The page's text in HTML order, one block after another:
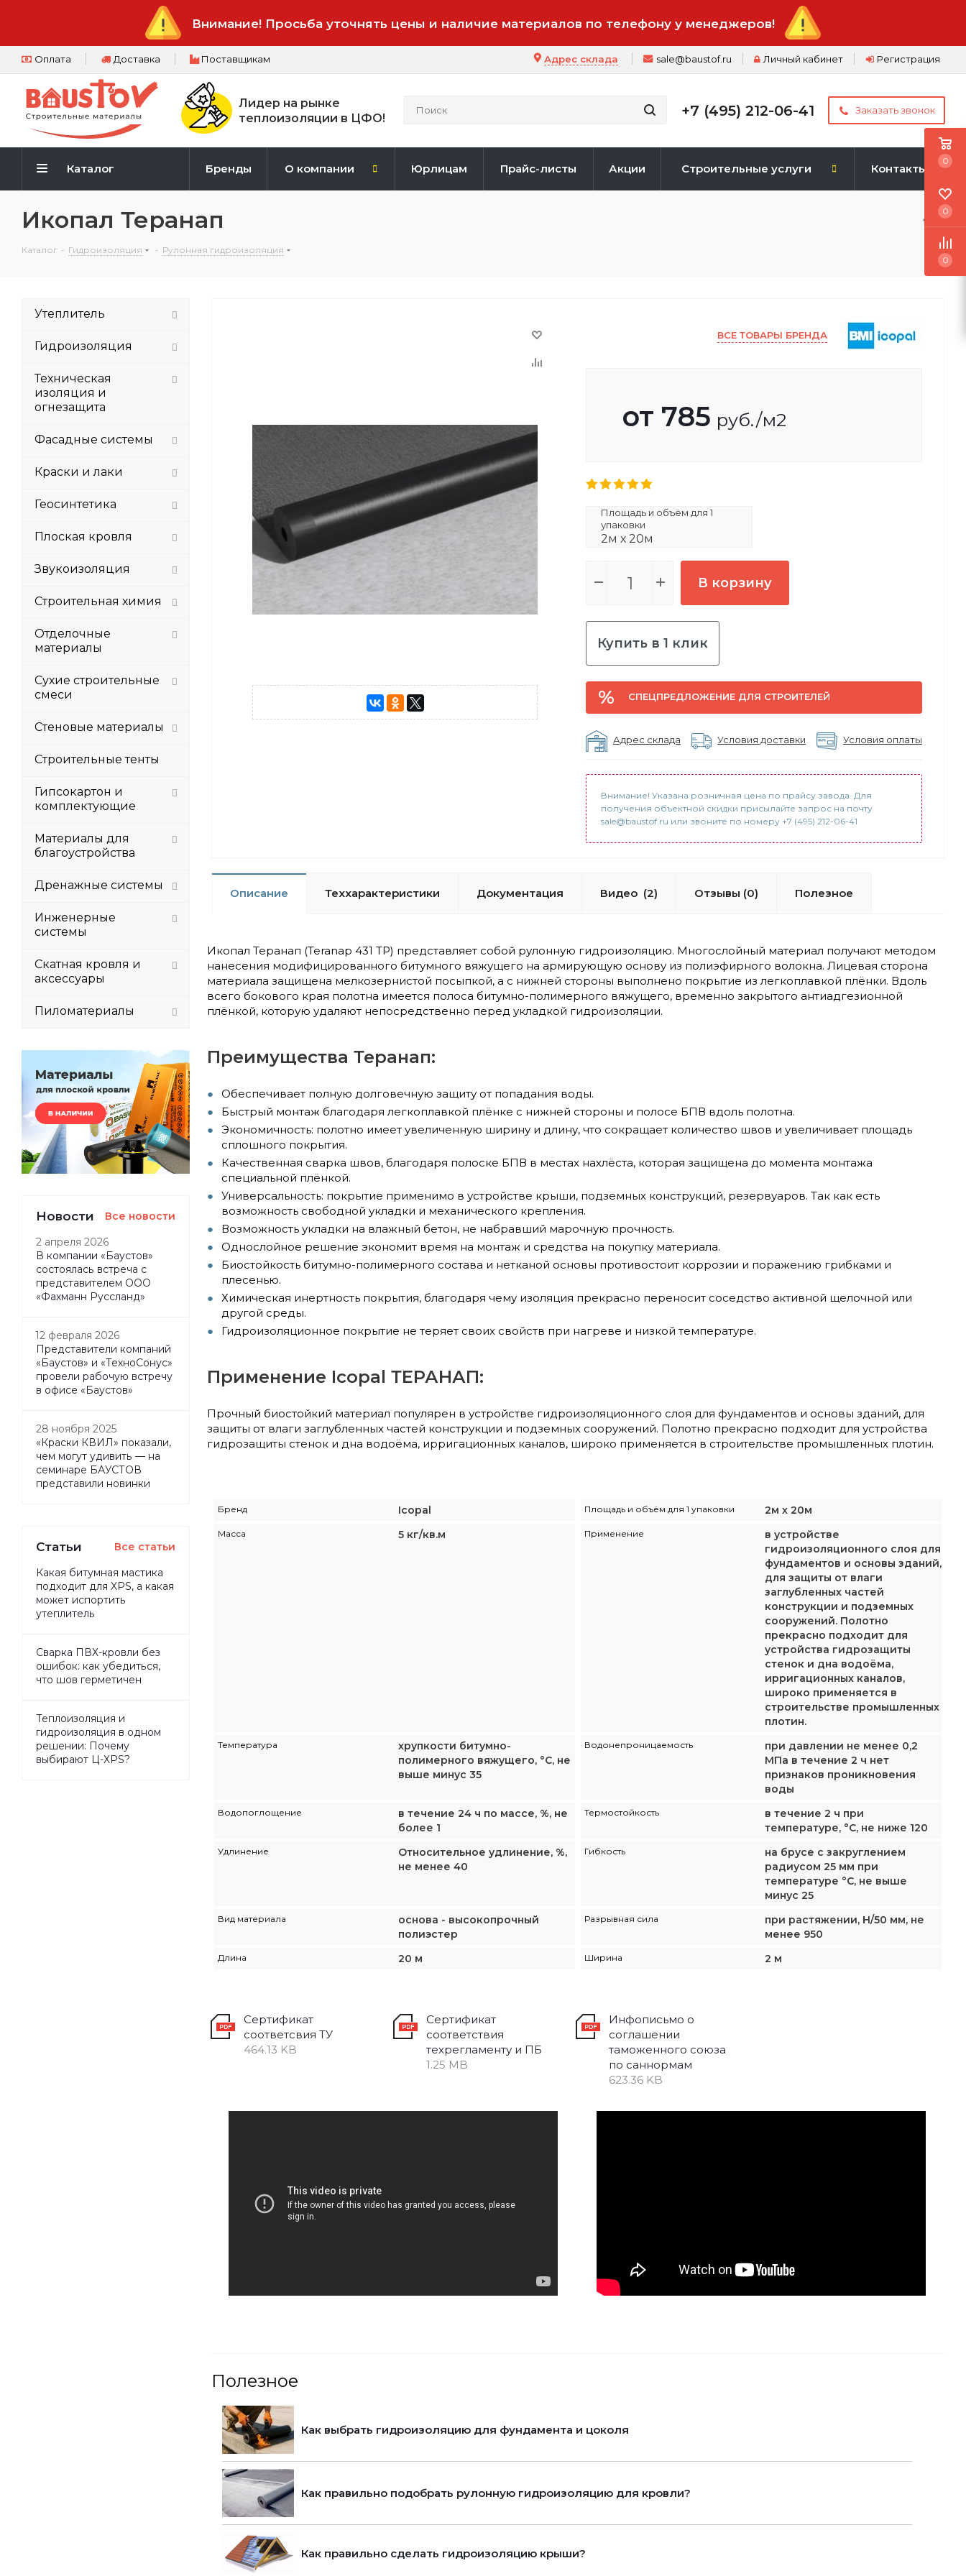
Внимание! Просьба уточнять цены и наличие материалов по телефону у менеджеров!
Оплата Доставка Поставщикам Регистрация
Личный кабинет
sale@baustof.ru
Адрес склада
Лидер на рынке
теплоизоляции в ЦФО!
+7 (495) 212-06-41 Заказать звонок
Каталог Бренды О компании Юрлицам Прайс-листы Акции Строительные услуги Контакты
Икопал Теранап
Каталог - Гидроизоляция - Рулонная гидроизоляция
ВСЕ ТОВАРЫ БРЕНДА
от 785 руб./м2
Площадь и объём для 1
упаковки
2м х 20м
В корзину
Купить в 1 клик
СПЕЦПРЕДЛОЖЕНИЕ ДЛЯ СТРОИТЕЛЕЙ
Адрес склада Условия доставки Условия оплаты
Внимание! Указана розничная цена по прайсу завода. Для
получения объектной скидки присылайте запрос на почту
sale@baustof.ru или звоните по номеру +7 (495) 212-06-41
Описание Теххарактеристики Документация Видео (2) Отзывы (0) Полезное
Икопал Теранап (Teranap 431 TP) представляет собой рулонную гидроизоляцию. Многослойный материал получают методом
нанесения модифицированного битумного вяжущего на армирующую основу из полиэфирного волокна. Лицевая сторона
материала защищена мелкозернистой посыпкой, а с нижней стороны выполнено покрытие из легкоплавкой плёнки. Вдоль
всего бокового края полотна имеется полоса битумно-полимерного вяжущего, временно закрытого антиадгезионной
плёнкой, которую удаляют непосредственно перед укладкой гидроизоляции.
Преимущества Теранап:
Обеспечивает полную долговечную защиту от попадания воды.
Быстрый монтаж благодаря легкоплавкой плёнке с нижней стороны и полосе БПВ вдоль полотна.
Экономичность: полотно имеет увеличенную ширину и длину, что сокращает количество швов и увеличивает площадь
сплошного покрытия.
Качественная сварка швов, благодаря полоске БПВ в местах нахлёста, которая защищена до момента монтажа
специальной плёнкой.
Универсальность: покрытие применимо в устройстве крыши, подземных конструкций, резервуаров. Так как есть
возможность свободной укладки и механического крепления.
Возможность укладки на влажный бетон, не набравший марочную прочность.
Однослойное решение экономит время на монтаж и средства на покупку материала.
Биостойкость битумно-полимерного состава и нетканой основы противостоит коррозии и поражению грибками и
плесенью.
Химическая инертность покрытия, благодаря чему изоляция прекрасно переносит соседство активной щелочной или
другой среды.
Гидроизоляционное покрытие не теряет своих свойств при нагреве и низкой температуре.
Применение Icopal ТЕРАНАП:
Прочный биостойкий материал популярен в устройстве гидроизоляционного слоя для фундаментов и основы зданий, для
защиты от влаги заглубленных частей конструкции и подземных сооружений. Полотно прекрасно подходит для устройства
гидрозащиты стенок и дна водоёма, ирригационных каналов, широко применяется в строительстве промышленных плотин.
Бренд Icopal Площадь и объём для 1 упаковки 2м х 20м
Масса 5 кг/кв.м Применение
в устройстве
гидроизоляционного слоя для
фундаментов и основы зданий,
для защиты от влаги
заглубленных частей
конструкции и подземных
сооружений. Полотно
прекрасно подходит для
устройства гидрозащиты
стенок и дна водоёма,
ирригационных каналов,
широко применяется в
строительстве промышленных
плотин.
Температура
хрупкости битумно-
полимерного вяжущего, °С, не
выше минус 35
Водонепроницаемость
при давлении не менее 0,2
МПа в течение 2 ч нет
признаков проникновения
воды
Водопоглощение
в течение 24 ч по массе, %, не
более 1
Термостойкость
в течение 2 ч при
температуре, °С, не ниже 120
Удлинение
Относительное удлинение, %,
не менее 40
Гибкость
на брусе с закруглением
радиусом 25 мм при
температуре °С, не выше
минус 25
Вид материала
основа - высокопрочный
полиэстер
Разрывная сила
при растяжении, Н/50 мм, не
менее 950
Длина 20 м Ширина 2 м
Сертификат
соответсвия ТУ
464.13 KB
Сертификат
соответствия
техрегламенту и ПБ
1.25 MB
Инфописьмо о
соглашении
таможенного союза
по саннормам
623.36 KB
Полезное
Как выбрать гидроизоляцию для фундамента и цоколя
Как правильно подобрать рулонную гидроизоляцию для кровли?
Как правильно сделать гидроизоляцию крыши?
Утеплитель
Гидроизоляция
Техническая
изоляция и
огнезащита
Фасадные системы
Краски и лаки
Геосинтетика
Плоская кровля
Звукоизоляция
Строительная химия
Отделочные
материалы
Сухие строительные
смеси
Стеновые материалы
Строительные тенты
Гипсокартон и
комплектующие
Материалы для
благоустройства
Дренажные системы
Инженерные
системы
Скатная кровля и
аксессуары
Пиломатериалы
Новости Все новости
2 апреля 2026
В компании «Баустов»
состоялась встреча с
представителем ООО
«Фахманн Руссланд»
12 февраля 2026
Представители компаний
«Баустов» и «ТехноСонус»
провели рабочую встречу
в офисе «Баустов»
28 ноября 2025
«Краски КВИЛ» показали,
чем могут удивить — на
семинаре БАУСТОВ
представили новинки
Статьи Все статьи
Какая битумная мастика
подходит для XPS, а какая
может испортить
утеплитель
Сварка ПВХ-кровли без
ошибок: как убедиться,
что шов герметичен
Теплоизоляция и
гидроизоляция в одном
решении: Почему
выбирают Ц-XPS?
0
0
0